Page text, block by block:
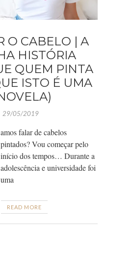
O CABELO | A
HISTÓRIA
QUEM PINTA
ISTO É UMA
29/05/2019
amos falar de cabelos
pintados? Vou começar pelo
início dos tempos… Durante a
adolescência e universidade foi
uma
READ MORE